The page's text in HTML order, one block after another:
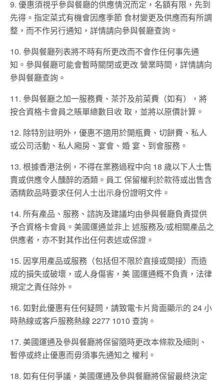
9. 優惠須視乎參與餐廳的供應情況而定，名額有限，先到
先得。指定菜式有機會因應季節 食材變更及供應而有所調
整，而不作另行通知，詳情請向參與餐廳查詢。
10. 參與餐廳列表將不時有所更改而不會作任何事先通
知。參與餐廳可能會暫時關閉或更改 營業時間，詳情請向
參與餐廳查詢。
11. 參與餐廳之加一服務費、茶芥及前菜費（如有），將
按合資格卡會員之賬單總數目收 取，並將以原價計算。
12. 除特別註明外，優惠不適用於開瓶費、切餅費、私人
或公司活動、私人廂房、宴會、婚 宴、到會服務。
13. 根據香港法例，不得在業務過程中向 18 歲以下人士售
賣或供應令人醺醉的酒類。員工 保留權利於款待或出售含
酒精飲品時要求任何人士出示身份證明文件。
14. 所有產品、服務、諮詢及建議均由參與餐廳負責提供
予合資格卡會員。美國運通並非上 述服務及/或相關產品之
供應者，亦不對其作出任何表述或保證。
15. 因享用產品或服務（包括但不限於直接或間接）而造
成的損失或破壞，或人身傷害，美 國運通概不負責，法律
規定之責任除外。
16. 如對此優惠有任何疑問，請致電卡片背面顯示的 24 小
時熱線或客戶服務熱線 2277 1010 查詢。
17. 美國運通及參與餐廳將保留隨時更改本條款及細則、
暫停或終止優惠而毋須事先通知之 權利。
18. 如有任何爭議，美國運通及參與餐廳將保留最終決定